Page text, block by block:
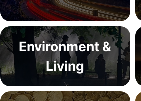
Environment &
Living